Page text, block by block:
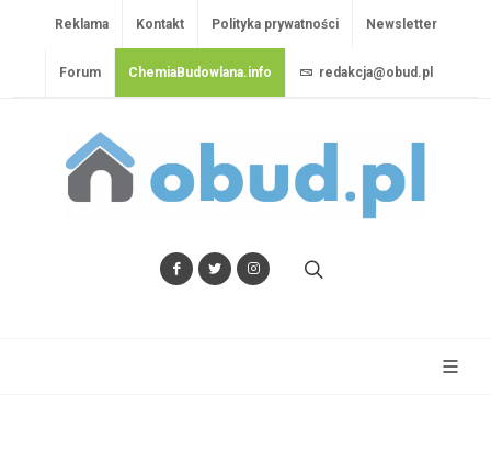
Reklama Kontakt Polityka prywatności Newsletter
Forum ChemiaBudowlana.info redakcja@obud.pl